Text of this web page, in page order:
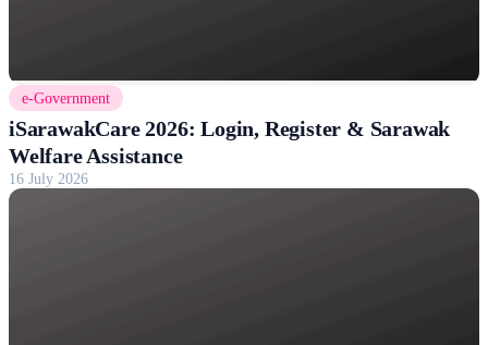
e-Government
iSarawakCare 2026: Login, Register & Sarawak
Welfare Assistance
16 July 2026